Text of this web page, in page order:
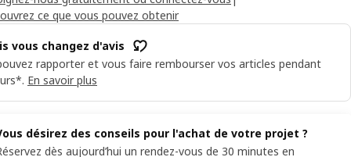
ce que vous pouvez obtenir
vous changez d'avis
rapporter et vous faire rembourser vos articles pendant
En savoir plus
désirez des conseils pour l'achat de votre projet ?
dès aujourd’hui un rendez-vous de 30 minutes en